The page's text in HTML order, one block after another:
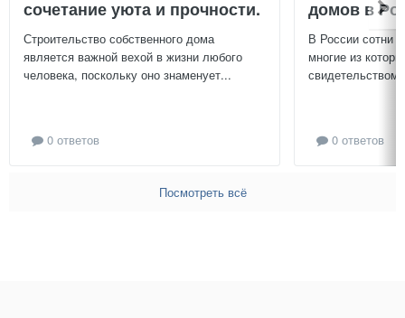
сочетание уюта и прочности.
Строительство собственного дома
является важной вехой в жизни любого
человека, поскольку оно знаменует...
0 ответов
домов в
В России сотни
многие из
свидетельством
0 ответов
Посмотреть всё